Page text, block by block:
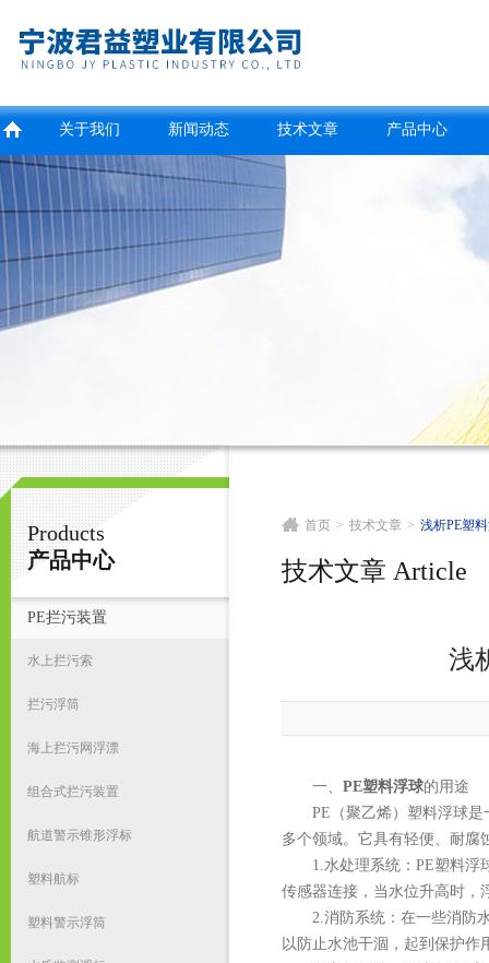
宁波君益塑业有限公司
关于我们 新闻动态 技术文章 产品中心
Products
产品中心
PE拦污装置
水上拦污索
拦污浮筒
海上拦污网浮漂
组合式拦污装置
航道警示锥形浮标
塑料航标
塑料警示浮筒
首页 > 技术文章 > 浅析PE塑
技术文章 Article
浅
一、 PE塑料浮球的用途
PE（聚乙烯）塑料浮球是
多个领域。它具有轻便、耐腐
1.水处理系统：PE塑料浮球
传感器连接，当水位升高时，
2.消防系统：在一些消防水
以防止水池干涸，起到保护作